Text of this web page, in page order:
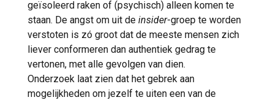
geïsoleerd raken of (psychisch) alleen komen te
staan. De angst om uit de insider-groep te worden
verstoten is zó groot dat de meeste mensen zich
liever conformeren dan authentiek gedrag te
vertonen, met alle gevolgen van dien.
Onderzoek laat zien dat het gebrek aan
mogelijkheden om jezelf te uiten een van de